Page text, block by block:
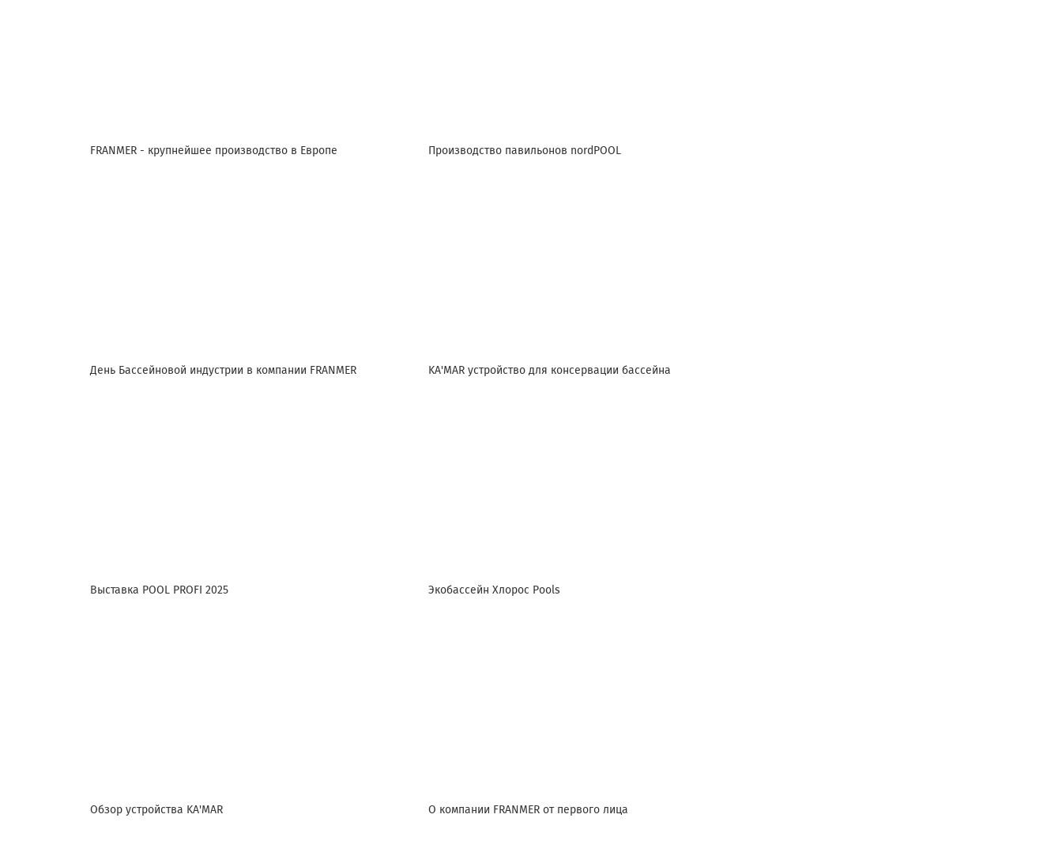
FRANMER - крупнейшее производство в Европе Производство павильонов nordPOOL
День Бассейновой индустрии в компании FRANMER KA'MAR устройство для консервации бассейна
Выставка POOL PROFI 2025 Экобассейн Хлорос Pools
Обзор устройства KA'MAR О компании FRANMER от первого лица